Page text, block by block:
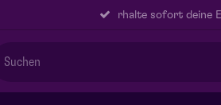
rhalte sofort deine